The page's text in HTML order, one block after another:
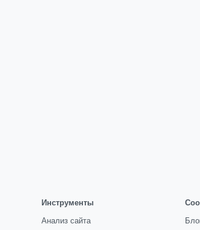
Инструменты
Анализ сайта